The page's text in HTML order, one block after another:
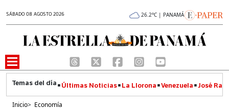
SÁBADO 08 AGOSTO 2026 26.2°C | PANAMÁ
Últimas Noticias La Llorona Venezuela José
Inicio> Economía